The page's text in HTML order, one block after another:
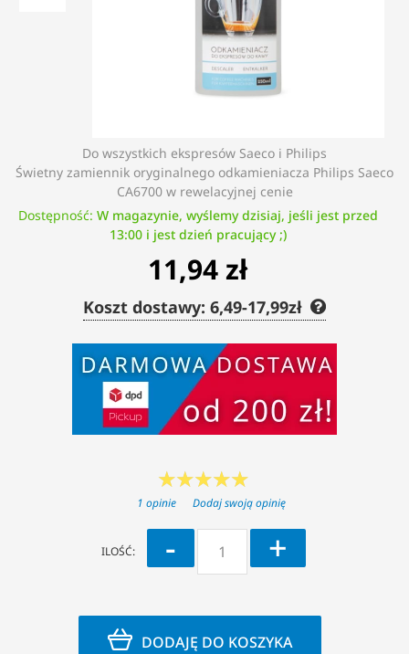
Do wszystkich ekspresów Saeco i Philips
Świetny zamiennik oryginalnego odkamieniacza Philips Saeco
CA6700 w rewelacyjnej cenie
Dostępność: W magazynie, wyślemy dzisiaj, jeśli jest przed
13:00 i jest dzień pracujący ;)
11,94 zł
Koszt dostawy: 6,49-17,99zł
1 opinie Dodaj swoją opinię
ILOŚĆ: - +
DODAJĘ DO KOSZYKA